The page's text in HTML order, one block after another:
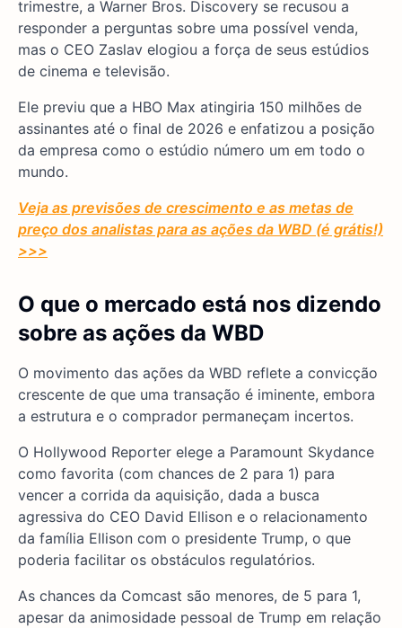
trimestre, a Warner Bros. Discovery se recusou a
responder a perguntas sobre uma possível venda,
mas o CEO Zaslav elogiou a força de seus estúdios
de cinema e televisão.
Ele previu que a HBO Max atingiria 150 milhões de
assinantes até o final de 2026 e enfatizou a posição
da empresa como o estúdio número um em todo o
mundo.
Veja as previsões de crescimento e as metas de
preço dos analistas para as ações da WBD (é grátis!)
>>>
O que o mercado está nos dizendo
sobre as ações da WBD
O movimento das ações da WBD reflete a convicção
crescente de que uma transação é iminente, embora
a estrutura e o comprador permaneçam incertos.
O Hollywood Reporter elege a Paramount Skydance
como favorita (com chances de 2 para 1) para
vencer a corrida da aquisição, dada a busca
agressiva do CEO David Ellison e o relacionamento
da família Ellison com o presidente Trump, o que
poderia facilitar os obstáculos regulatórios.
As chances da Comcast são menores, de 5 para 1,
apesar da animosidade pessoal de Trump em relação